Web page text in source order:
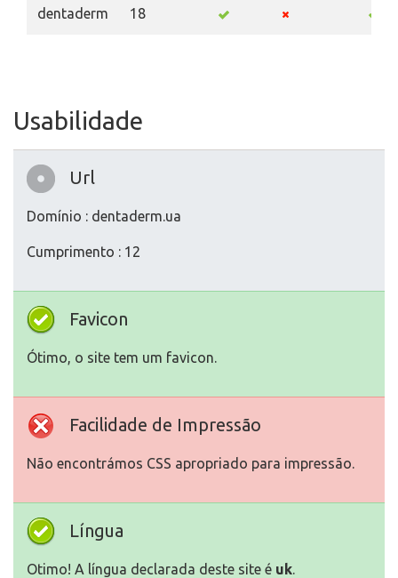
dentaderm 18
Usabilidade
Url
Domínio : dentaderm.ua
Cumprimento : 12
Favicon
Ótimo, o site tem um favicon.
Facilidade de Impressão
Não encontrámos CSS apropriado para impressão.
Língua
Otimo! A língua declarada deste site é uk.